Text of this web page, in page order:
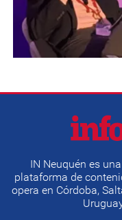
IN Neuquén es
plataforma de
opera en Córdoba,